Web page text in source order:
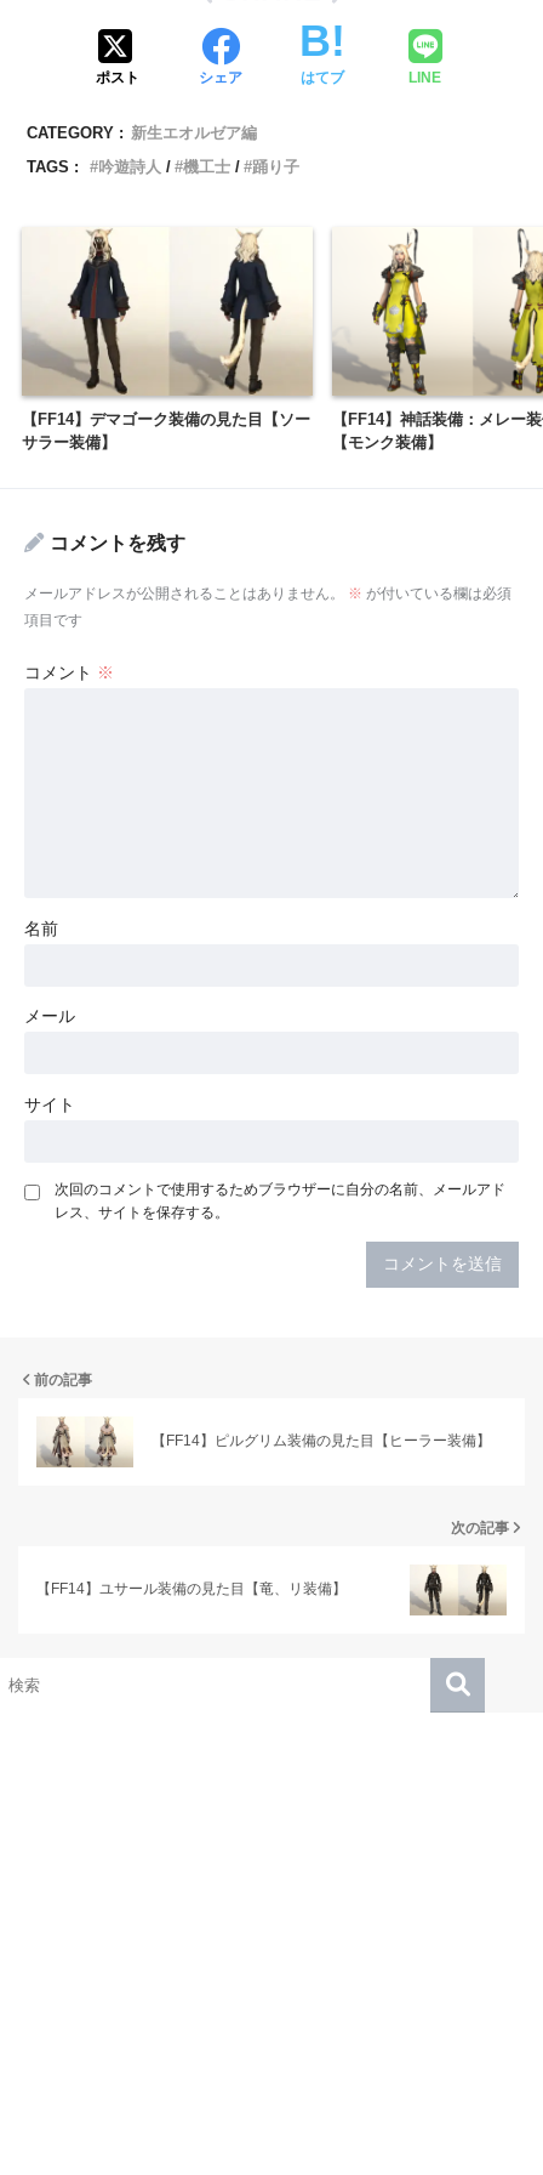
ポスト シェア はてブ LINE
CATEGORY : 新生エオルゼア編
TAGS :
吟遊詩人 機工士 踊り子
【FF14】デマゴーク装備の見た目【ソー
サラー装備】
【FF14】神話装備：メレー
【モンク装備】
コメントを残す
メールアドレスが公開されることはありません。 ※ が付いている欄は必須
項目です
コメント ※
名前
メール
サイト
次回のコメントで使用するためブラウザーに自分の名前、メールアド
レス、サイトを保存する。
前の記事
【FF14】ピルグリム装備の見た目【ヒーラー装備】
次の記事
【FF14】ユサール装備の見た目【竜、リ装備】